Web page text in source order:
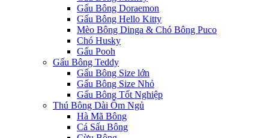
Gấu Bông Doraemon
Gấu Bông Hello Kitty
Mèo Bông Dinga & Chó Bông Puco
Chó Husky
Gấu Pooh
Gấu Bông Teddy
Gấu Bông Size lớn
Gấu Bông Size Nhỏ
Gấu Bông Tốt Nghiệp
Thú Bông Dài Ôm Ngủ
Hà Mã Bông
Cá Sấu Bông